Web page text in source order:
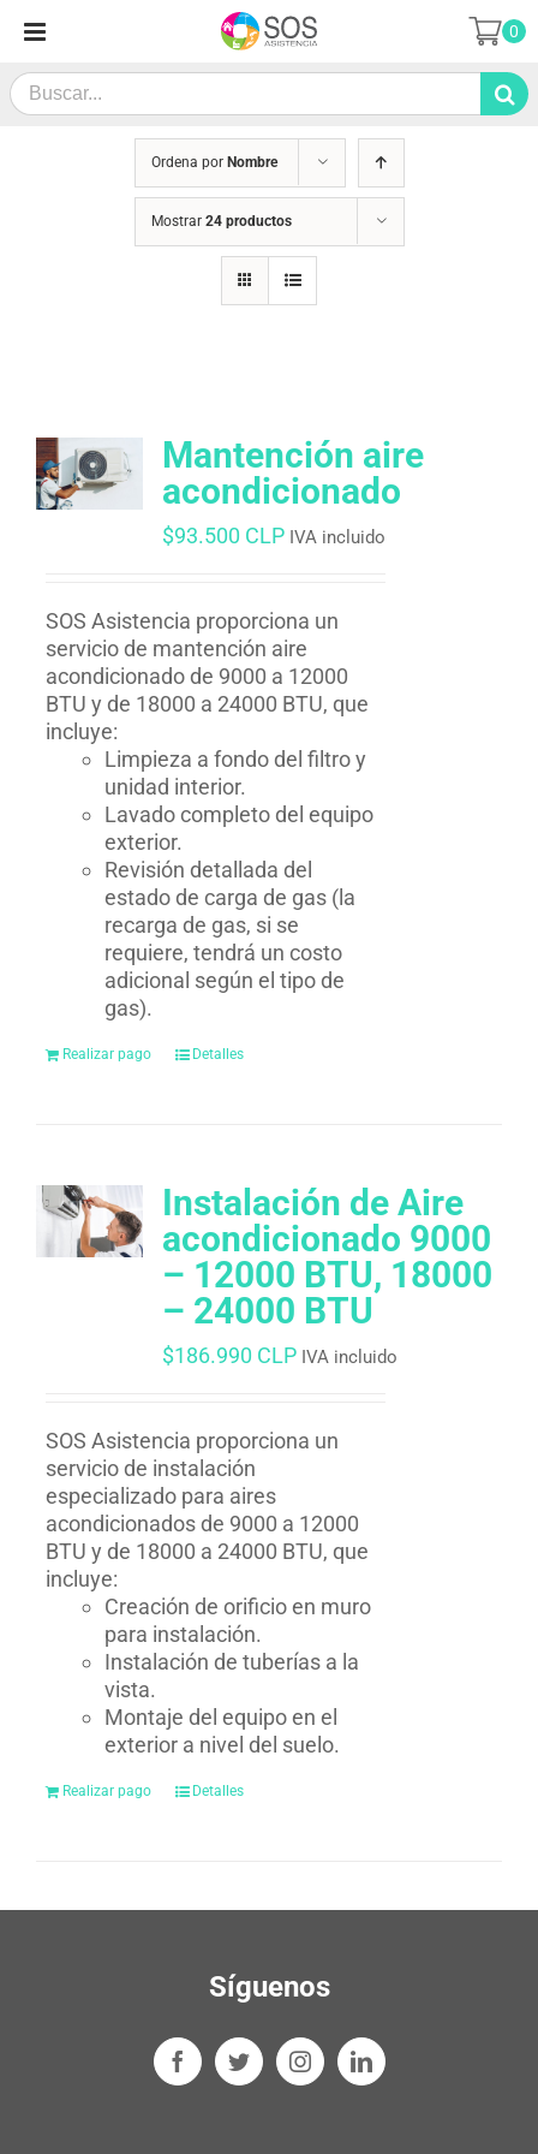
contenido
Search
for:
0
Ordena por Nombre
Mostrar 24 productos
Mantención aire
acondicionado
$93.500 CLP IVA incluido
SOS Asistencia proporciona un
servicio de mantención aire
acondicionado de 9000 a 12000
BTU y de 18000 a 24000 BTU, que
incluye:
Limpieza a fondo del filtro y
unidad interior.
Lavado completo del equipo
exterior.
Revisión detallada del
estado de carga de gas (la
recarga de gas, si se
requiere, tendrá un costo
adicional según el tipo de
gas).
Realizar pago Detalles
Instalación de Aire
acondicionado 9000
– 12000 BTU, 18000
– 24000 BTU
$186.990 CLP IVA incluido
SOS Asistencia proporciona un
servicio de instalación
especializado para aires
acondicionados de 9000 a 12000
BTU y de 18000 a 24000 BTU, que
incluye:
Creación de orificio en muro
para instalación.
Instalación de tuberías a la
vista.
Montaje del equipo en el
exterior a nivel del suelo.
Realizar pago Detalles
Síguenos